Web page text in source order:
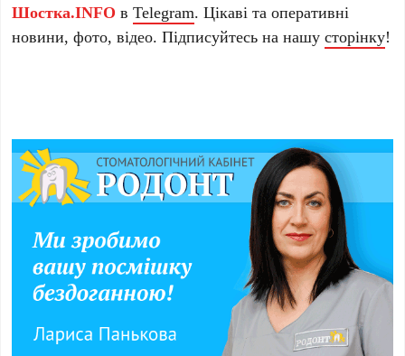
Шостка.INFO вTelegram. Цікаві та оперативні
новини, фото, відео. Підписуйтесь на нашусторінку!